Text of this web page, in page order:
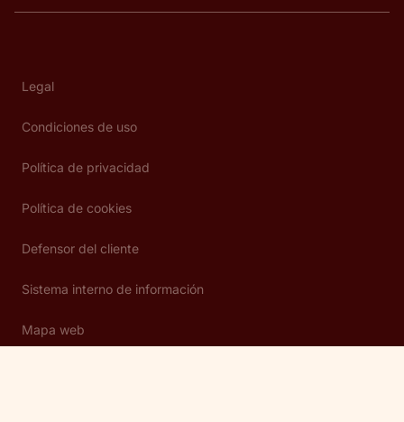
Legal
Condiciones de uso
Política de privacidad
Política de cookies
Defensor del cliente
Sistema interno de información
Mapa web